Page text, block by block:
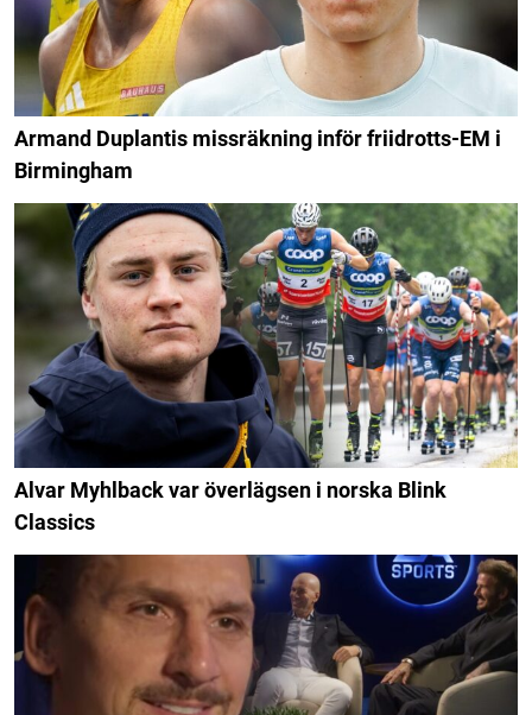
Armand Duplantis missräkning inför friidrotts-EM i
Birmingham
Alvar Myhlback var överlägsen i norska Blink
Classics